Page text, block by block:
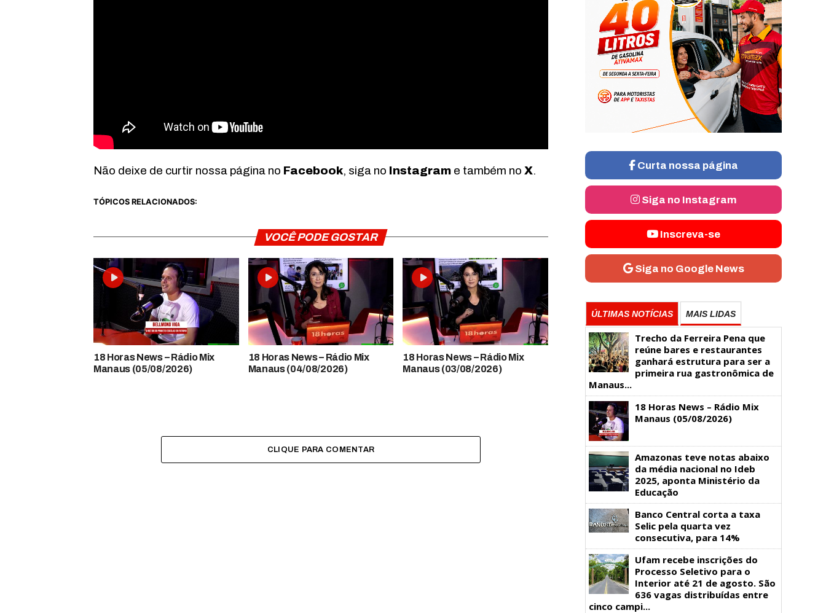
Não deixe de curtir nossa página no Facebook, siga no Instagram e também no X.
TÓPICOS RELACIONADOS:
VOCÊ PODE GOSTAR
18 Horas News​​​​​​​​​​​​ – Rádio Mix
Manaus (05/08/2026)
18 Horas News​​​​​​​​​​​​ – Rádio Mix
Manaus (04/08/2026)
18 Horas News​​​​​​​​​​​​ – Rádio Mix
Manaus (03/08/2026)
CLIQUE PARA COMENTAR
Curta nossa página
Siga no Instagram
Inscreva-se
Siga no Google News
ÚLTIMAS NOTÍCIAS MAIS LIDAS
Trecho da Ferreira Pena que
reúne bares e restaurantes
ganhará estrutura para ser a
primeira rua gastronômica de
Manaus...
18 Horas News​​​​​​​​​​​​ – Rádio Mix
Manaus (05/08/2026)
Amazonas teve notas abaixo
da média nacional no Ideb
2025, aponta Ministério da
Educação
Banco Central corta a taxa
Selic pela quarta vez
consecutiva, para 14%
Ufam recebe inscrições do
Processo Seletivo para o
Interior até 21 de agosto. São
636 vagas distribuídas entre
cinco campi...